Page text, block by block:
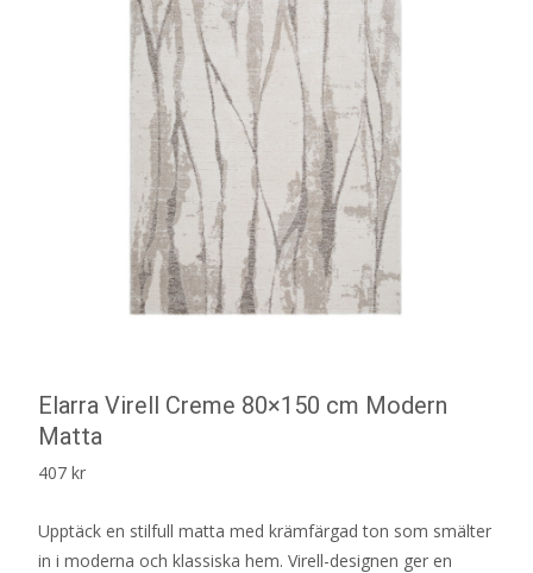
Elarra Virell Creme 80×150 cm Modern
Matta
407 kr
Upptäck en stilfull matta med krämfärgad ton som smälter
in i moderna och klassiska hem. Virell-designen ger en